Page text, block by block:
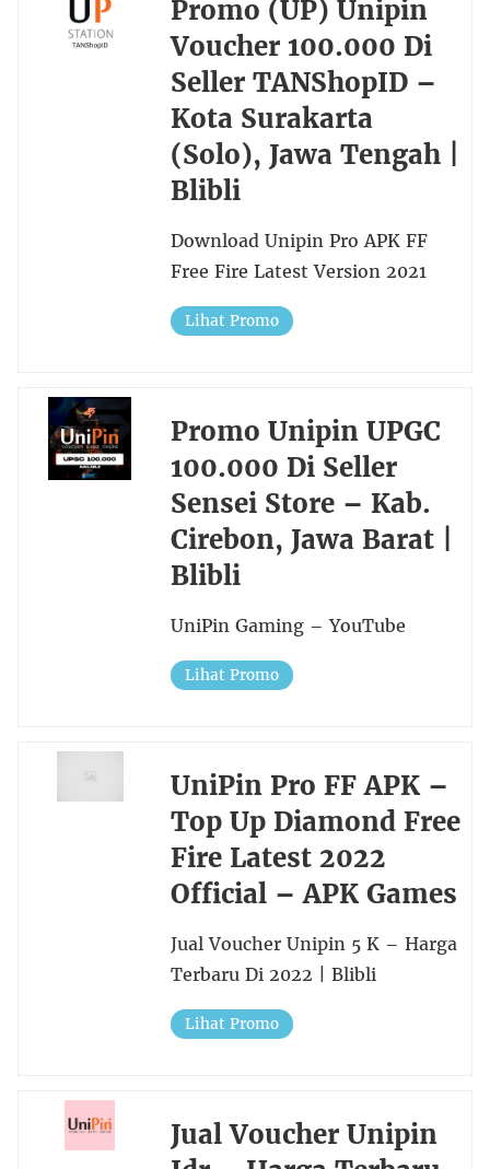
Promo (UP) Unipin
Voucher 100.000 Di
Seller TANShopID –
Kota Surakarta
(Solo), Jawa Tengah |
Blibli
Download Unipin Pro APK FF
Free Fire Latest Version 2021
Lihat Promo
Promo Unipin UPGC
100.000 Di Seller
Sensei Store – Kab.
Cirebon, Jawa Barat |
Blibli
UniPin Gaming – YouTube
Lihat Promo
UniPin Pro FF APK –
Top Up Diamond Free
Fire Latest 2022
Official – APK Games
Jual Voucher Unipin 5 K – Harga
Terbaru Di 2022 | Blibli
Lihat Promo
Jual Voucher Unipin